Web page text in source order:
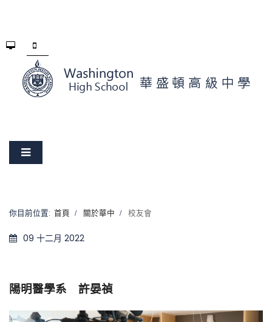
你目前位置: 首頁 關於華中 校友會
09 十二月 2022
陽明醫學系 許晏禎